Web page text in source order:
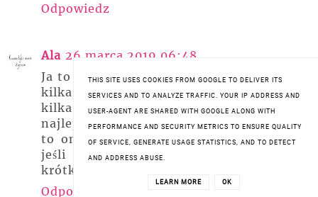
Odpowiedz
Ala 26 marca 2019 06:48
Ja to zawsze przed taką okazję przechodzę
kilka ulubionych sklepów, przymierzam
kilka i wybieram tą w której czuję się
najlepiej. Jeśli chodzi o kreacje na wesele
to omijam właśnie odcienie bieli i ecri, a
jeśli chodzi o długość to zdecydowanie
krótkie, w maxi źle się czuję.
Odpowiedz
THIS SITE USES COOKIES FROM GOOGLE TO DELIVER ITS
SERVICES AND TO ANALYZE TRAFFIC. YOUR IP ADDRESS AND
USER-AGENT ARE SHARED WITH GOOGLE ALONG WITH
PERFORMANCE AND SECURITY METRICS TO ENSURE QUALITY
OF SERVICE, GENERATE USAGE STATISTICS, AND TO DETECT
AND ADDRESS ABUSE.
LEARN MORE OK